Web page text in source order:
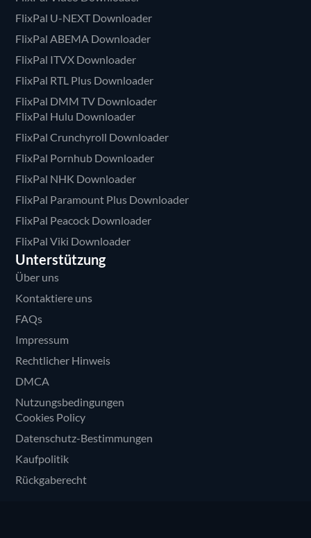
FlixPal U-NEXT Downloader
FlixPal ABEMA Downloader
FlixPal ITVX Downloader
FlixPal RTL Plus Downloader
FlixPal DMM TV Downloader
FlixPal Hulu Downloader
FlixPal Crunchyroll Downloader
FlixPal Pornhub Downloader
FlixPal NHK Downloader
FlixPal Paramount Plus Downloader
FlixPal Peacock Downloader
FlixPal Viki Downloader
Unterstützung
Über uns
Kontaktiere uns
FAQs
Impressum
Rechtlicher Hinweis
DMCA
Nutzungsbedingungen
Cookies Policy
Datenschutz-Bestimmungen
Kaufpolitik
Rückgaberecht